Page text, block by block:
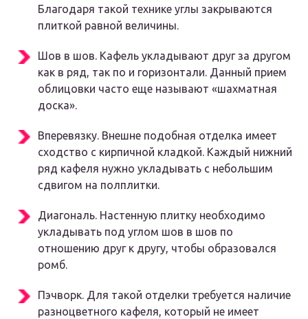
Благодаря такой технике углы закрываются
плиткой равной величины.
Шов в шов. Кафель укладывают друг за другом
как в ряд, так по и горизонтали. Данный прием
облицовки часто еще называют «шахматная
доска».
Вперевязку. Внешне подобная отделка имеет
сходство с кирпичной кладкой. Каждый нижний
ряд кафеля нужно укладывать с небольшим
сдвигом на полплитки.
Диагональ. Настенную плитку необходимо
укладывать под углом шов в шов по
отношению друг к другу, чтобы образовался
ромб.
Пэчворк. Для такой отделки требуется наличие
разноцветного кафеля, который не имеет